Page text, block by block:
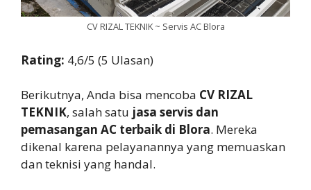
CV RIZAL TEKNIK ~ Servis AC Blora
Rating: 4,6/5 (5 Ulasan)
Berikutnya, Anda bisa mencoba CV RIZAL
TEKNIK, salah satu jasa servis dan
pemasangan AC terbaik di Blora. Mereka
dikenal karena pelayanannya yang memuaskan
dan teknisi yang handal.